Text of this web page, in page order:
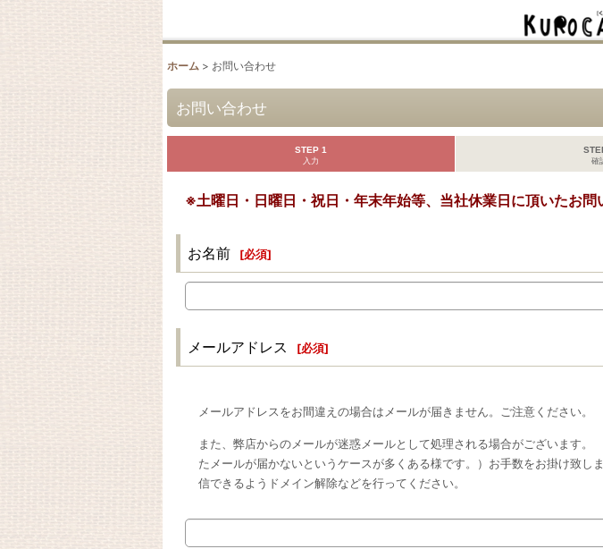
ホーム > お問い合わせ
お問い合わせ
STEP 1
入力
確
※土曜日・日曜日・祝日・年末年始等、当社休業日に頂いたお問
お名前 [必須]
メールアドレス [必須]
メールアドレスをお間違えの場合はメールが届きません。ご注意ください。
また、弊店からのメールが迷惑メールとして処理される場合がございます。
たメールが届かないというケースが多くある様です。）お手数をお掛け致し
信できるようドメイン解除などを行ってください。